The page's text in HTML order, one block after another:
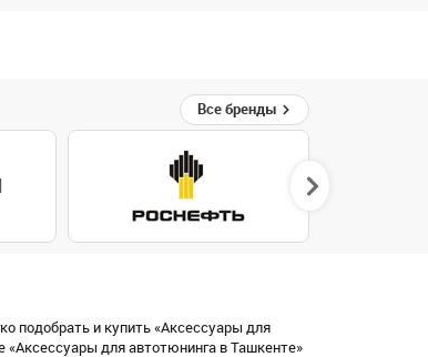
Все бренды
подобрать и купить «Аксессуары для
для автотюнинга в Ташкенте»